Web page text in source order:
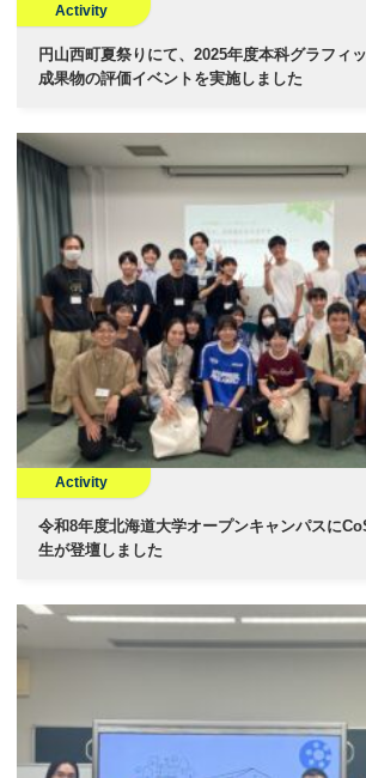
Activity
円山西町夏祭りにて、2025年度本科グラフィ
成果物の評価イベントを実施しました
Activity
令和8年度北海道大学オープンキャンパスに
生が登壇しました